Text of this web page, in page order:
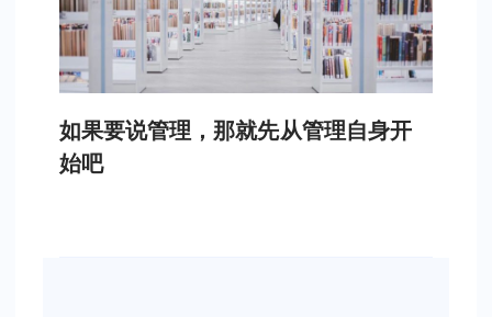
如果要说管理，那就先从管理自身开
始吧